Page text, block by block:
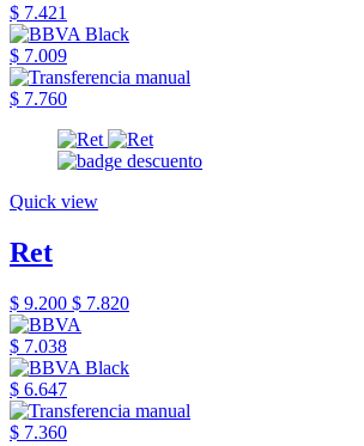
$ 7.421
$ 7.009
$ 7.760
Quick view
Ret
$ 9.200 $ 7.820
$ 7.038
$ 6.647
$ 7.360